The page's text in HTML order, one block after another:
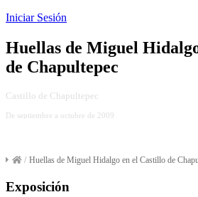
Iniciar Sesión
Huellas de Miguel
de Chapultepec
Castillo de Chapultepec
De septiembre a octubre de 2009
/ Huellas de Miguel Hidalgo en el Castillo de
Exposición